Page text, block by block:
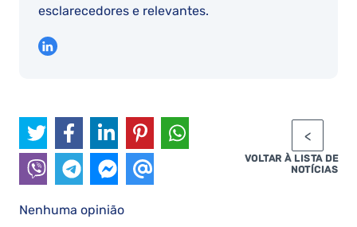
esclarecedores e relevantes.
VOLTAR À LISTA DE
NOTÍCIAS
Nenhuma opinião